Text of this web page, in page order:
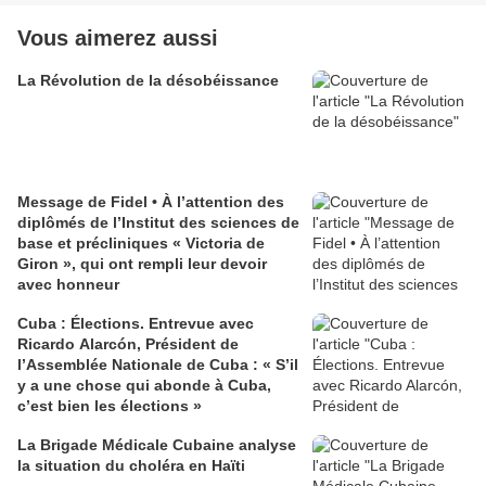
Vous aimerez aussi
La Révolution de la désobéissance
Message de Fidel • À l’attention des
diplômés de l’Institut des sciences de
base et précliniques « Victoria de
Giron », qui ont rempli leur devoir
avec honneur
Cuba : Élections. Entrevue avec
Ricardo Alarcón, Président de
l’Assemblée Nationale de Cuba : « S’il
y a une chose qui abonde à Cuba,
c’est bien les élections »
La Brigade Médicale Cubaine analyse
la situation du choléra en Haïti